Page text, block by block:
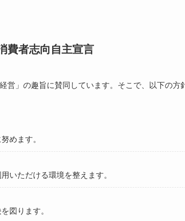
費者志向自主宣言
営」の趣旨に賛同しています。そこで、以下の方
めます。
いただける環境を整えます。
図ります。